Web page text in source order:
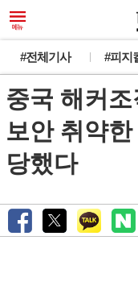
#전체기사 #피지
중국 해커
보안 취약한
당했다